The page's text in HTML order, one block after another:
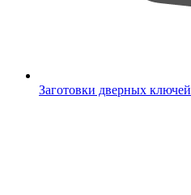
Заготовки дверных ключей